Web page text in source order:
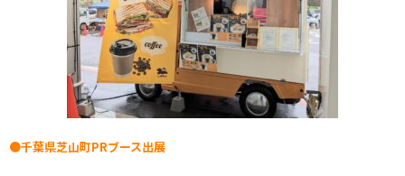
●千葉県芝山町PRブース出展